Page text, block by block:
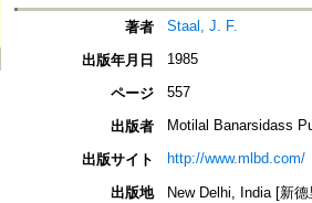
著者 Staal, J. F.
出版年月日 1985
ページ 557
出版者 Motilal Banarsidass
出版サイト http://www.mlbd.com/
出版地
New Delhi, India [新